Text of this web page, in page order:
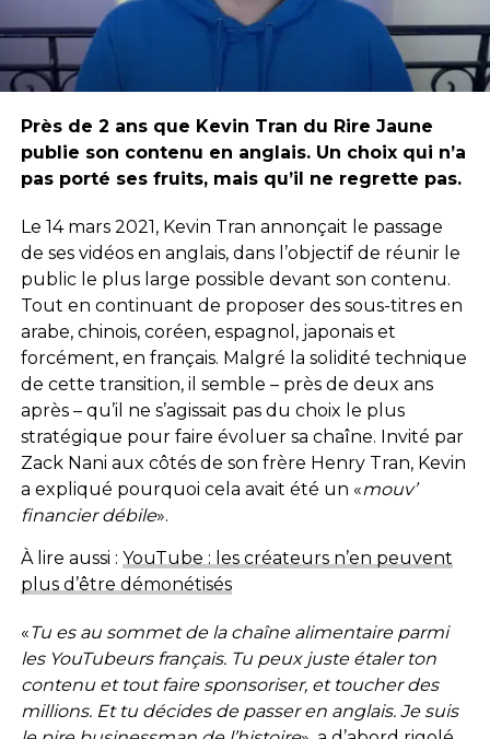
Près de 2 ans que Kevin Tran du Rire Jaune
publie son contenu en anglais. Un choix qui n’a
pas porté ses fruits, mais qu’il ne regrette pas.
Le 14 mars 2021, Kevin Tran annonçait le passage
de ses vidéos en anglais, dans l’objectif de réunir le
public le plus large possible devant son contenu.
Tout en continuant de proposer des sous-titres en
arabe, chinois, coréen, espagnol, japonais et
forcément, en français. Malgré la solidité technique
de cette transition, il semble – près de deux ans
après – qu’il ne s’agissait pas du choix le plus
stratégique pour faire évoluer sa chaîne. Invité par
Zack Nani aux côtés de son frère Henry Tran, Kevin
a expliqué pourquoi cela avait été un «mouv’
financier débile».
À lire aussi : YouTube : les créateurs n’en peuvent
plus d’être démonétisés
«Tu es au sommet de la chaîne alimentaire parmi
les YouTubeurs français. Tu peux juste étaler ton
contenu et tout faire sponsoriser, et toucher des
millions. Et tu décides de passer en anglais. Je suis